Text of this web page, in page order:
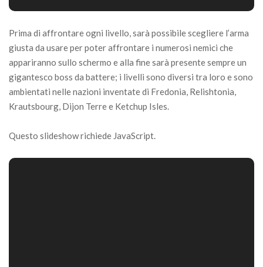
Prima di affrontare ogni livello, sarà possibile scegliere l’arma
giusta da usare per poter affrontare i numerosi nemici che
appariranno sullo schermo e alla fine sarà presente sempre un
gigantesco boss da battere; i livelli sono diversi tra loro e sono
ambientati nelle nazioni inventate di Fredonia, Relishtonia,
Krautsbourg, Dijon Terre e Ketchup Isles.
Questo slideshow richiede JavaScript.